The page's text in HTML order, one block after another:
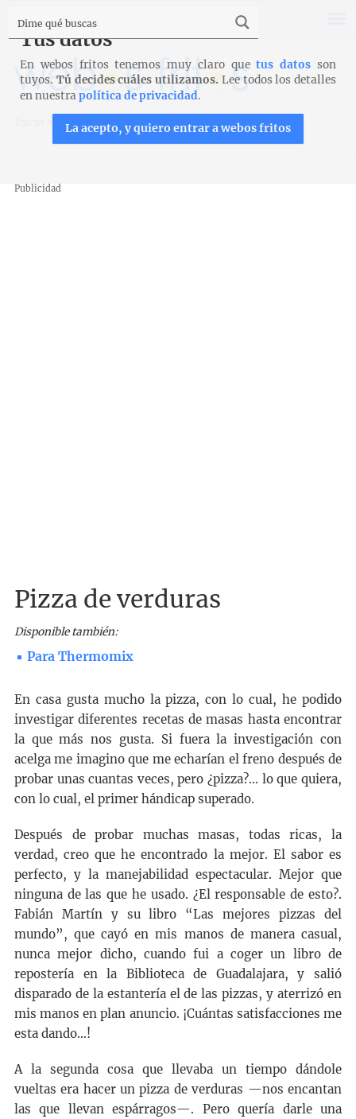
Pan Pizza Pizza de verduras
Publicidad
Pizza de verduras
Disponible también:
Para Thermomix
En casa gusta mucho la pizza, con lo cual, he podido
investigar diferentes recetas de masas hasta encontrar
la que más nos gusta. Si fuera la investigación con
acelga me imagino que me echarían el freno después de
probar unas cuantas veces, pero ¿pizza?… lo que quiera,
con lo cual, el primer hándicap superado.
Después de probar muchas masas, todas ricas, la
verdad, creo que he encontrado la mejor. El sabor es
perfecto, y la manejabilidad espectacular. Mejor que
ninguna de las que he usado. ¿El responsable de esto?.
Fabián Martín y su libro “Las mejores pizzas del
mundo”, que cayó en mis manos de manera casual,
nunca mejor dicho, cuando fui a coger un libro de
repostería en la Biblioteca de Guadalajara, y salió
disparado de la estantería el de las pizzas, y aterrizó en
mis manos en plan anuncio. ¡Cuántas satisfacciones me
esta dando…!
A la segunda cosa que llevaba un tiempo dándole
vueltas era hacer un pizza de verduras —nos encantan
las que llevan espárragos—. Pero quería darle una
Tus datos
En webos fritos tenemos muy claro quetus datos son
tuyos. Tú decides cuáles utilizamos. Lee todos los detalles
en nuestrapolítica de privacidad.
La acepto, y quiero entrar a webos fritos